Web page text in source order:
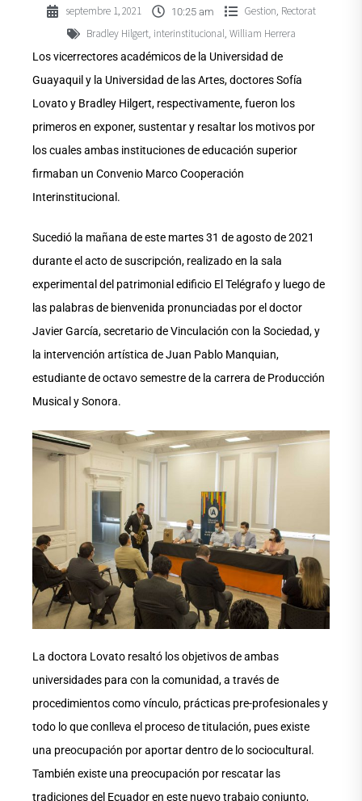
septembre 1, 2021 10:25 am Gestion, Rectorat
Bradley Hilgert, interinstitucional, William Herrera
Los vicerrectores académicos de la Universidad de
Guayaquil y la Universidad de las Artes, doctores Sofía
Lovato y Bradley Hilgert, respectivamente, fueron los
primeros en exponer, sustentar y resaltar los motivos por
los cuales ambas instituciones de educación superior
firmaban un Convenio Marco Cooperación
Interinstitucional.
Sucedió la mañana de este martes 31 de agosto de 2021
durante el acto de suscripción, realizado en la sala
experimental del patrimonial edificio El Telégrafo y luego de
las palabras de bienvenida pronunciadas por el doctor
Javier García, secretario de Vinculación con la Sociedad, y
la intervención artística de Juan Pablo Manquian,
estudiante de octavo semestre de la carrera de Producción
Musical y Sonora.
La doctora Lovato resaltó los objetivos de ambas
universidades para con la comunidad, a través de
procedimientos como vínculo, prácticas pre-profesionales y
todo lo que conlleva el proceso de titulación, pues existe
una preocupación por aportar dentro de lo sociocultural.
También existe una preocupación por rescatar las
tradiciones del Ecuador en este nuevo trabajo conjunto,